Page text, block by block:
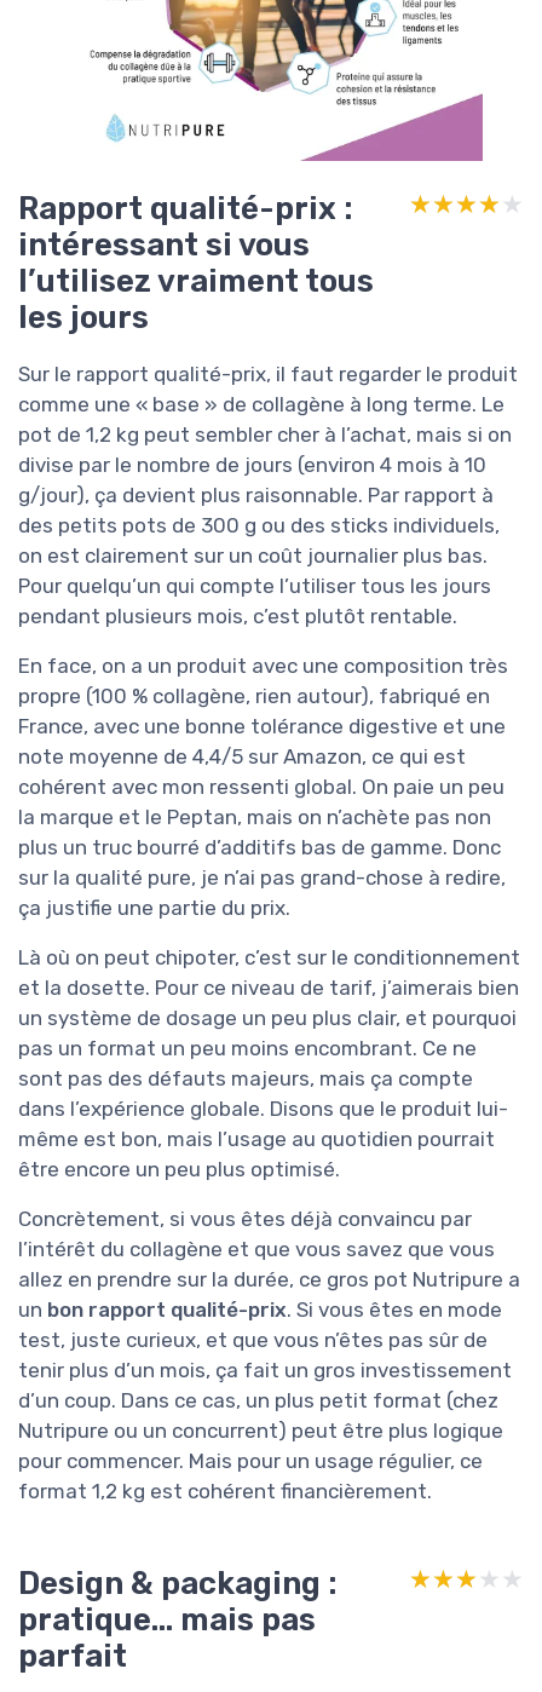
Rapport qualité-prix :
intéressant si vous
l’utilisez vraiment tous
les jours
★★★★★
★★★★★
Sur le rapport qualité-prix, il faut regarder le produit
comme une « base » de collagène à long terme. Le
pot de 1,2 kg peut sembler cher à l’achat, mais si on
divise par le nombre de jours (environ 4 mois à 10
g/jour), ça devient plus raisonnable. Par rapport à
des petits pots de 300 g ou des sticks individuels,
on est clairement sur un coût journalier plus bas.
Pour quelqu’un qui compte l’utiliser tous les jours
pendant plusieurs mois, c’est plutôt rentable.
En face, on a un produit avec une composition très
propre (100 % collagène, rien autour), fabriqué en
France, avec une bonne tolérance digestive et une
note moyenne de 4,4/5 sur Amazon, ce qui est
cohérent avec mon ressenti global. On paie un peu
la marque et le Peptan, mais on n’achète pas non
plus un truc bourré d’additifs bas de gamme. Donc
sur la qualité pure, je n’ai pas grand-chose à redire,
ça justifie une partie du prix.
Là où on peut chipoter, c’est sur le conditionnement
et la dosette. Pour ce niveau de tarif, j’aimerais bien
un système de dosage un peu plus clair, et pourquoi
pas un format un peu moins encombrant. Ce ne
sont pas des défauts majeurs, mais ça compte
dans l’expérience globale. Disons que le produit lui-
même est bon, mais l’usage au quotidien pourrait
être encore un peu plus optimisé.
Concrètement, si vous êtes déjà convaincu par
l’intérêt du collagène et que vous savez que vous
allez en prendre sur la durée, ce gros pot Nutripure a
un bon rapport qualité-prix. Si vous êtes en mode
test, juste curieux, et que vous n’êtes pas sûr de
tenir plus d’un mois, ça fait un gros investissement
d’un coup. Dans ce cas, un plus petit format (chez
Nutripure ou un concurrent) peut être plus logique
pour commencer. Mais pour un usage régulier, ce
format 1,2 kg est cohérent financièrement.
Design & packaging :
pratique… mais pas
parfait
★★★★★
★★★★★